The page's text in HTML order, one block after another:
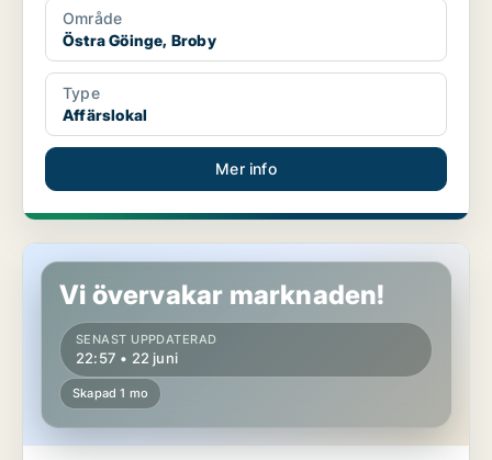
Område
Östra Göinge, Broby
Type
Affärslokal
Mer info
Lediga lokaler i Östra Göinge, Broby
Vi övervakar marknaden!
SENAST UPPDATERAD
22:57 • 22 juni
Skapad 1 mo